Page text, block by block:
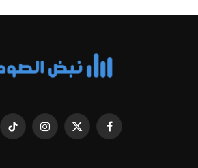
فيسبوك X
الانستغرام